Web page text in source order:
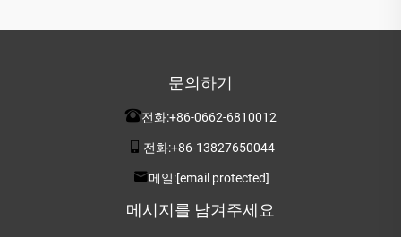
문의하기
전화:+86-0662-6810012
전화:+86-13827650044
메일:[email protected]
메시지를 남겨주세요